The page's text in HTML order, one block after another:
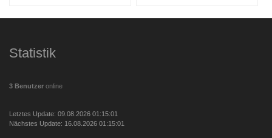
Statistik
3 Benutzer online
Letztes Update: 09.08.2026 01:15:01
Nächstes Update: 16.08.2026 01:15:01